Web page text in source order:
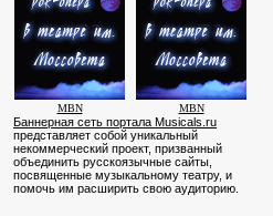
MBN MBN
Баннерная сеть портала Musicals.ru
представляет собой уникальный
некоммерческий проект, призванный
объединить русскоязычные сайты,
посвященные музыкальному театру, и
помочь им расширить свою аудиторию.